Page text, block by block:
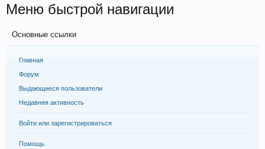
Меню быстрой навигации
Основные ссылки
Главная
Форум
Выдающиеся пользователи
Недавняя активность
Войти или зарегистрироваться
Помощь